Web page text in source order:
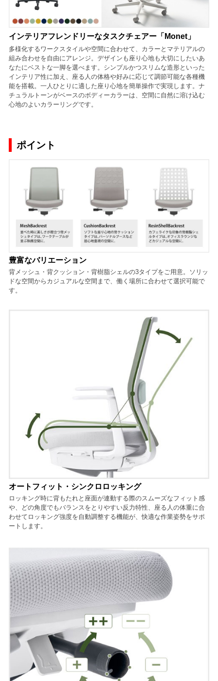
インテリアフレンドリーなタスクチェアー「Monet」
多様化するワークスタイルや空間に合わせて、カラーとマテリアルの
組み合わせを自由にアレンジ。デザインも座り心地も大切にしたいあ
なたにベストな一脚を選べます。シンプルかつスリムな造形といった
インテリア性に加え、座る人の体格や好みに応じて調節可能な各種機
能を搭載。一人ひとりに適した座り心地を簡単操作で実現します。ナ
チュラルトーンがベースのボディーカラーは、空間に自然に溶け込む
心地のよいカラーリングです。
ポイント
豊富なバリエーション
背メッシュ・背クッション・背樹脂シェルの3タイプをご用意。ソリッ
ドな空間からカジュアルな空間まで、働く場所に合わせて選択可能で
す。
オートフィット・シンクロロッキング
ロッキング時に背もたれと座面が連動する際のスムーズなフィット感
や、どの角度でもバランスをとりやすい反力特性、座る人の体重に合
わせてロッキング強度を自動調整する機能が、快適な作業姿勢をサポ
ートします。